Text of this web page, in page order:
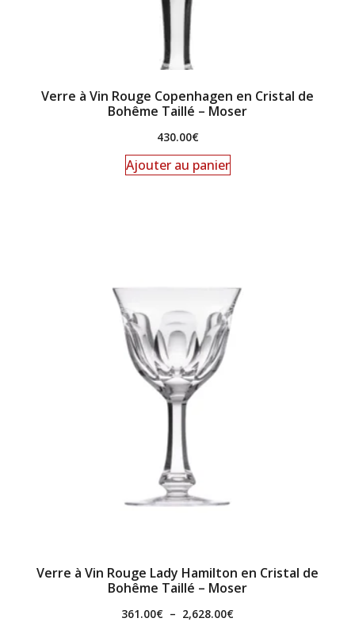
Verre à Vin Rouge Copenhagen en Cristal de
Bohême Taillé – Moser
430.00€
Ajouter au panier
Verre à Vin Rouge Lady Hamilton en Cristal de
Bohême Taillé – Moser
361.00€ – 2,628.00€